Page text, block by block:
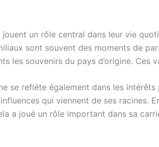
un rôle central dans leur vie
sont souvent des moments de
les souvenirs du pays d’origine.
se reflète également dans les
qui viennent de ses
a joué un rôle important dans sa